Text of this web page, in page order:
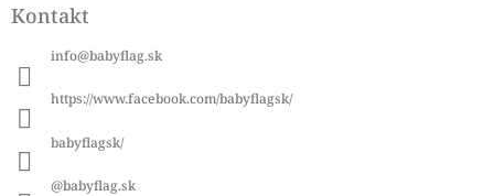
pKontakt
info@babyflag.sk
https://www.facebook.com/babyflagsk/
babyflagsk/
@babyflag.sk